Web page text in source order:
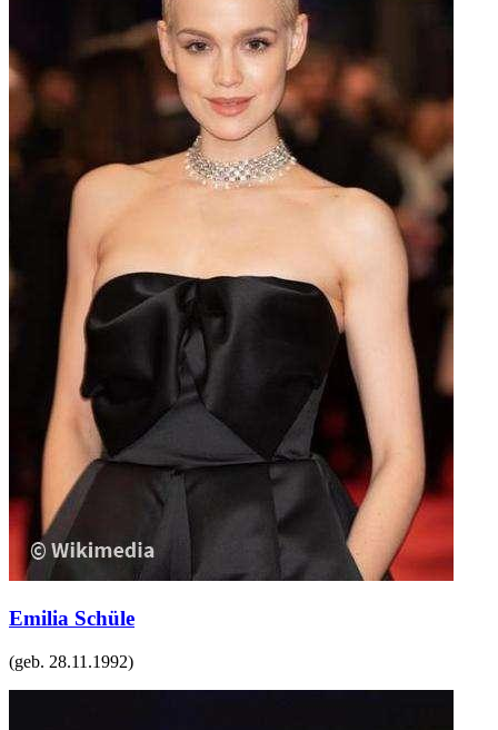
Emilia Schüle
(geb. 28.11.1992)